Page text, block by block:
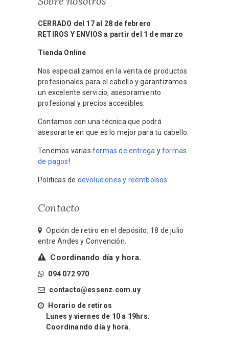
CERRADO del 17 al 28 de febrero
RETIROS Y ENVIOS a partir del 1 de marzo
Tienda Online
Nos especializamos en la venta de productos
profesionales para el cabello y garantizamos
un excelente servicio, asesoramiento
profesional y precios accesibles.
Contamos con una técnica que podrá
asesorarte en que es lo mejor para tu cabello.
Tenemos varias formas de entrega yformas
de pagos!
Politicas de devoluciones y reembolsos
Contacto
Opción de retiro en el depósito, 18 de julio
entre Andes y Convención.
Coordinando día y hora.
094 072 970
contacto@essenz.com.uy
Horario de retiros
Lunes y viernes de 10 a 19hrs.
Coordinando día y hora.